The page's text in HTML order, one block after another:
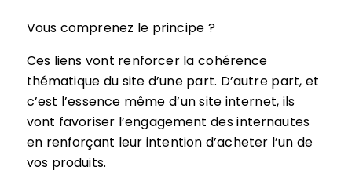
Vous comprenez le principe ?
Ces liens vont renforcer la cohérence
thématique du site d’une part. D’autre part, et
c’est l’essence même d’un site internet, ils
vont favoriser l’engagement des internautes
en renforçant leur intention d’acheter l’un de
vos produits.